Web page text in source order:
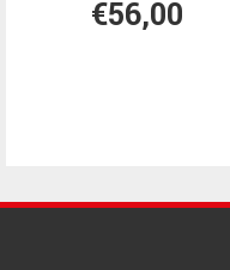
€56,00